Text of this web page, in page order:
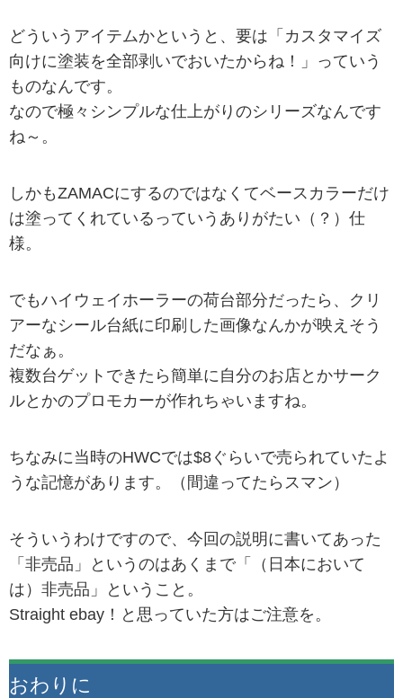
どういうアイテムかというと、要は「カスタマイズ
向けに塗装を全部剥いでおいたからね！」っていう
ものなんです。
なので極々シンプルな仕上がりのシリーズなんです
ね～。
しかもZAMACにするのではなくてベースカラーだけ
は塗ってくれているっていうありがたい（？）仕
様。
でもハイウェイホーラーの荷台部分だったら、クリ
アーなシール台紙に印刷した画像なんかが映えそう
だなぁ。
複数台ゲットできたら簡単に自分のお店とかサーク
ルとかのプロモカーが作れちゃいますね。
ちなみに当時のHWCでは$8ぐらいで売られていたよ
うな記憶があります。（間違ってたらスマン）
そういうわけですので、今回の説明に書いてあった
「非売品」というのはあくまで「（日本において
は）非売品」ということ。
Straight ebay！と思っていた方はご注意を。
おわりに